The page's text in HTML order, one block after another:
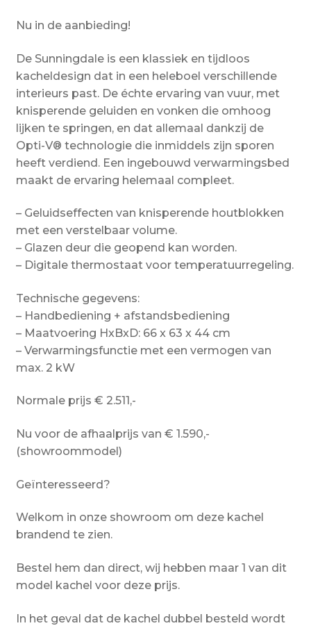
Nu in de aanbieding!
De Sunningdale is een klassiek en tijdloos
kacheldesign dat in een heleboel verschillende
interieurs past. De échte ervaring van vuur, met
knisperende geluiden en vonken die omhoog
lijken te springen, en dat allemaal dankzij de
Opti-V® technologie die inmiddels zijn sporen
heeft verdiend. Een ingebouwd verwarmingsbed
maakt de ervaring helemaal compleet.
– Geluidseffecten van knisperende houtblokken
met een verstelbaar volume.
– Glazen deur die geopend kan worden.
– Digitale thermostaat voor temperatuurregeling.
Technische gegevens:
– Handbediening + afstandsbediening
– Maatvoering HxBxD: 66 x 63 x 44 cm
– Verwarmingsfunctie met een vermogen van
max. 2 kW
Normale prijs € 2.511,-
Nu voor de afhaalprijs van € 1.590,-
(showroommodel)
Geïnteresseerd?
Welkom in onze showroom om deze kachel
brandend te zien.
Bestel hem dan direct, wij hebben maar 1 van dit
model kachel voor deze prijs.
In het geval dat de kachel dubbel besteld wordt